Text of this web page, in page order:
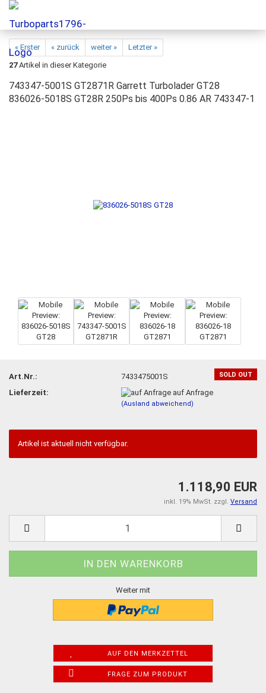
« Erster « zurück weiter »
Letzter »
27Artikel in dieser Kategorie
743347-5001S GT2871R Garrett Turbolader GT28
836026-5018S GT28R 250Ps bis 400Ps 0.86 AR 743347-1
SOLD OUT
Art.Nr.:
7433475001S
Lieferzeit:
auf Anfrage
(Ausland abweichend)
Artikel ist aktuell nicht verfügbar.
1.118,90 EUR
inkl. 19% MwSt. zzgl. Versand
Weiter mit
AUF DEN MERKZETTEL
FRAGE ZUM PRODUKT